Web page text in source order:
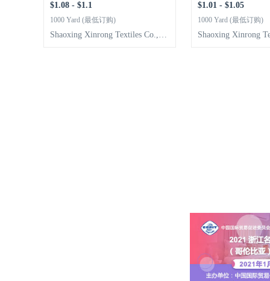
$1.08 - $1.1
1000 Yard (最低订购)
Shaoxing Xinrong Textiles Co.,Lt
$1.01 - $1.05
1000 Yard (最低订购)
Shaoxing Xinrong